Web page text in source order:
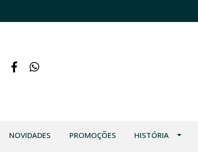
NOVIDADES PROMOÇÕES HISTÓRIA